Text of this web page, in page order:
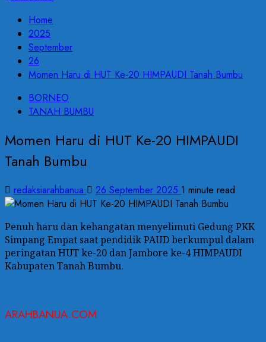
Home
2025
September
26
Momen Haru di HUT Ke-20 HIMPAUDI Tanah Bumbu
BORNEO
TANAH BUMBU
Momen Haru di HUT Ke-20 HIMPAUDI
Tanah Bumbu
redaksiarahbanua 26 September 2025 1 minute read
Penuh haru dan kehangatan menyelimuti Gedung PKK
Simpang Empat saat pendidik PAUD berkumpul dalam
peringatan HUT ke-20 dan Jambore ke-4 HIMPAUDI
Kabupaten Tanah Bumbu.
ARAHBANUA.COM